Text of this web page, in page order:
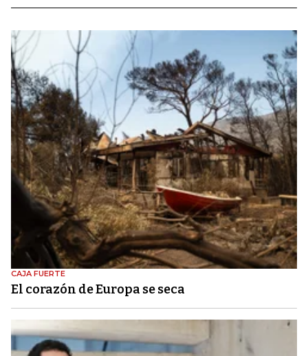
CAJA FUERTE
El corazón de Europa se seca